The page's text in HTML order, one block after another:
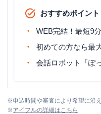
おすすめポイント
WEB完結！最短9
初めての方なら最
会話ロボット「ぽ
※申込時間や審査により希望に沿
※アイフルの詳細はこちら